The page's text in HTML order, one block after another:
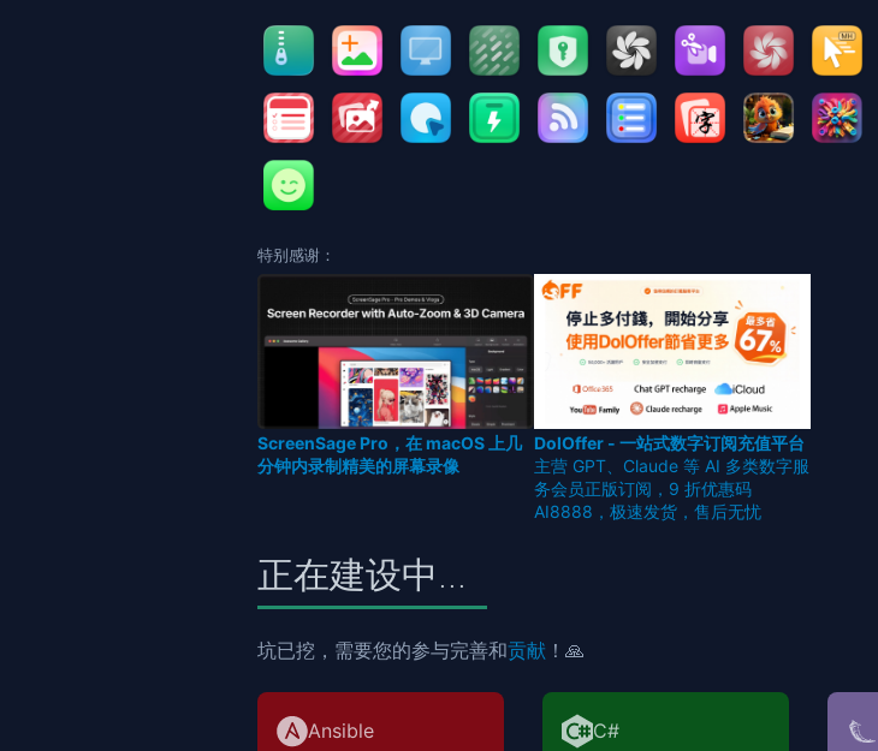
特别感谢：
ScreenSage Pro，在 macOS 上几
分钟内录制精美的屏幕录像
DolOffer - 一站式数字订阅充值平台
主营 GPT、Claude 等 AI 多类数字服
务会员正版订阅，9 折优惠码
AI8888，极速发货，售后无忧
正在建设中...
坑已挖，需要您的参与完善和贡献 ！🙏
Ansible C#